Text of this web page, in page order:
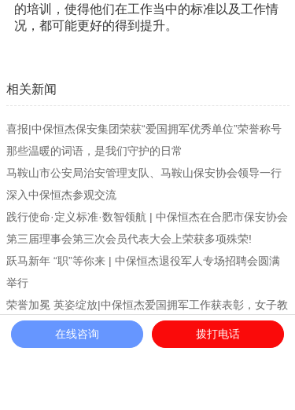
的培训，使得他们在工作当中的标准以及工作情
况，都可能更好的得到提升。
相关新闻
喜报|中保恒杰保安集团荣获“爱国拥军优秀单位”荣誉称号
那些温暖的词语，是我们守护的日常
马鞍山市公安局治安管理支队、马鞍山保安协会领导一行
深入中保恒杰参观交流
践行使命·定义标准·数智领航 | 中保恒杰在合肥市保安协会
第三届理事会第三次会员代表大会上荣获多项殊荣!
跃马新年 “职”等你来 | 中保恒杰退役军人专场招聘会圆满
举行
荣誉加冕 英姿绽放|中保恒杰爱国拥军工作获表彰，女子教
官团队“匕首操”惊艳亮相舞台
《中国保安》独家策划——恒杰“英语哥”
在线咨询 拨打电话